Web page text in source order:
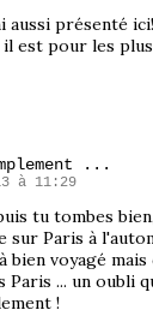
aussi présenté
il est pour les
...
à 11:29
tu tombes
sur Paris à
bien voyagé
Paris ... un oubli
!